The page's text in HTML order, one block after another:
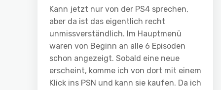
Kann jetzt nur von der PS4 sprechen,
aber da ist das eigentlich recht
unmissverständlich. Im Hauptmenü
waren von Beginn an alle 6 Episoden
schon angezeigt. Sobald eine neue
erscheint, komme ich von dort mit einem
Klick ins PSN und kann sie kaufen. Da ich